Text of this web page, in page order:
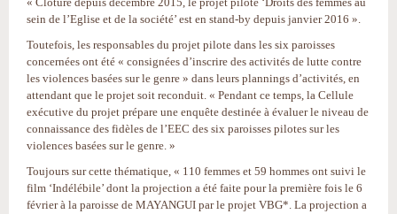
sein de l’Eglise et de la société’ est en stand-by depuis janvier 2016 ».
Toutefois, les responsables du projet pilote dans les six paroisses
concernées ont été « consignées d’inscrire des activités de lutte contre
les violences basées sur le genre » dans leurs plannings d’activités, en
attendant que le projet soit reconduit. « Pendant ce temps, la Cellule
exécutive du projet prépare une enquête destinée à évaluer le niveau de
connaissance des fidèles de l’EEC des six paroisses pilotes sur les
violences basées sur le genre. »
Toujours sur cette thématique, « 110 femmes et 59 hommes ont suivi le
film ‘Indélébile’ dont la projection a été faite pour la première fois le 6
février à la paroisse de MAYANGUI par le projet VBG*. La projection a